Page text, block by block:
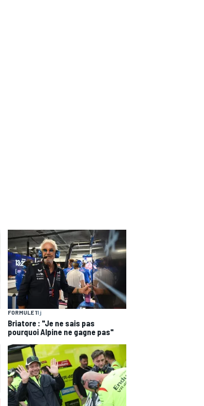
FORMULE 11 j
Briatore : "Je ne sais pas
pourquoi Alpine ne gagne pas"